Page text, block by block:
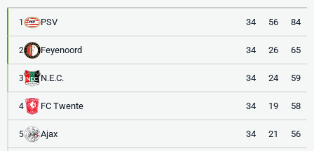
1 PSV 34 56 84
2 Feyenoord 34 26 65
3 N.E.C. 34 24 59
4 FC Twente 34 19 58
5 Ajax 34 21 56